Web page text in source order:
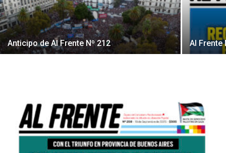
Anticipo de Al Frente Nº 212 Al Frente